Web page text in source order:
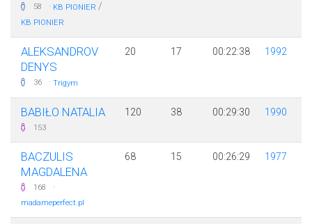
58 · KB PIONIER /
KB PIONIER
ALEKSANDROV
DENYS
36 · Trigym
20 17 00:22:38 1992
BABIŁO NATALIA
153
120 38 00:29:30 1990
BACZULIS
MAGDALENA
168 ·
madameperfect.pl
68 15 00:26:29 1977